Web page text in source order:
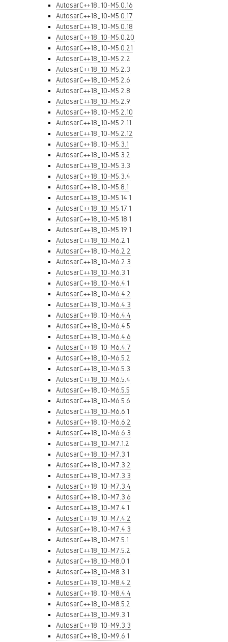
AutosarC++18_10-M5.0.16
AutosarC++18_10-M5.0.17
AutosarC++18_10-M5.0.18
AutosarC++18_10-M5.0.20
AutosarC++18_10-M5.0.21
AutosarC++18_10-M5.2.2
AutosarC++18_10-M5.2.3
AutosarC++18_10-M5.2.6
AutosarC++18_10-M5.2.8
AutosarC++18_10-M5.2.9
AutosarC++18_10-M5.2.10
AutosarC++18_10-M5.2.11
AutosarC++18_10-M5.2.12
AutosarC++18_10-M5.3.1
AutosarC++18_10-M5.3.2
AutosarC++18_10-M5.3.3
AutosarC++18_10-M5.3.4
AutosarC++18_10-M5.8.1
AutosarC++18_10-M5.14.1
AutosarC++18_10-M5.17.1
AutosarC++18_10-M5.18.1
AutosarC++18_10-M5.19.1
AutosarC++18_10-M6.2.1
AutosarC++18_10-M6.2.2
AutosarC++18_10-M6.2.3
AutosarC++18_10-M6.3.1
AutosarC++18_10-M6.4.1
AutosarC++18_10-M6.4.2
AutosarC++18_10-M6.4.3
AutosarC++18_10-M6.4.4
AutosarC++18_10-M6.4.5
AutosarC++18_10-M6.4.6
AutosarC++18_10-M6.4.7
AutosarC++18_10-M6.5.2
AutosarC++18_10-M6.5.3
AutosarC++18_10-M6.5.4
AutosarC++18_10-M6.5.5
AutosarC++18_10-M6.5.6
AutosarC++18_10-M6.6.1
AutosarC++18_10-M6.6.2
AutosarC++18_10-M6.6.3
AutosarC++18_10-M7.1.2
AutosarC++18_10-M7.3.1
AutosarC++18_10-M7.3.2
AutosarC++18_10-M7.3.3
AutosarC++18_10-M7.3.4
AutosarC++18_10-M7.3.6
AutosarC++18_10-M7.4.1
AutosarC++18_10-M7.4.2
AutosarC++18_10-M7.4.3
AutosarC++18_10-M7.5.1
AutosarC++18_10-M7.5.2
AutosarC++18_10-M8.0.1
AutosarC++18_10-M8.3.1
AutosarC++18_10-M8.4.2
AutosarC++18_10-M8.4.4
AutosarC++18_10-M8.5.2
AutosarC++18_10-M9.3.1
AutosarC++18_10-M9.3.3
AutosarC++18_10-M9.6.1